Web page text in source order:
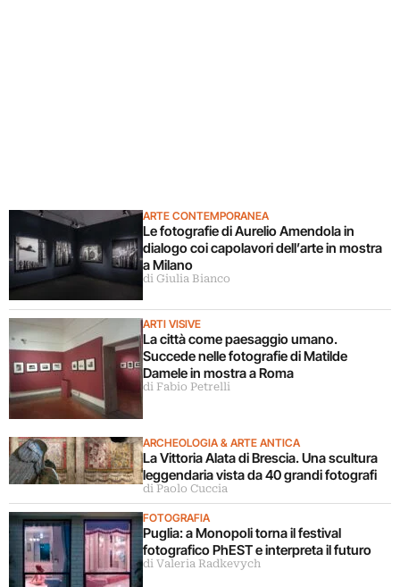
ARTE CONTEMPORANEA
Le fotografie di Aurelio Amendola in
dialogo coi capolavori dell’arte in mostra
a Milano
di Giulia Bianco
ARTI VISIVE
La città come paesaggio umano.
Succede nelle fotografie di Matilde
Damele in mostra a Roma
di Fabio Petrelli
ARCHEOLOGIA & ARTE ANTICA
La Vittoria Alata di Brescia. Una scultura
leggendaria vista da 40 grandi fotografi
di Paolo Cuccia
FOTOGRAFIA
Puglia: a Monopoli torna il festival
fotografico PhEST e interpreta il futuro
di Valeria Radkevych